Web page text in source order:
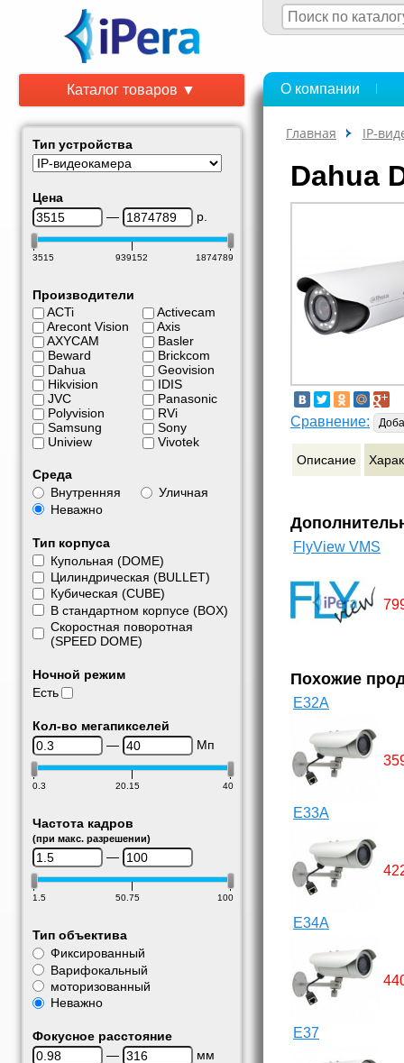
Каталог товаров ▼
Тип устройства
Цена
—
р.
3515 939152 1874789
Производители
ACTi
Arecont Vision
AXYCAM
Beward
Dahua
Hikvision
JVC
Polyvision
Samsung
Uniview
Activecam
Axis
Basler
Brickcom
Geovision
IDIS
Panasonic
RVi
Sony
Vivotek
Среда
Внутренняя
Уличная
Неважно
Тип корпуса
Купольная (DOME)
Цилиндрическая (BULLET)
Кубическая (CUBE)
В стандартном корпусе (BOX)
Скоростная поворотная
(SPEED DOME)
Ночной режим
Есть
Кол-во мегапикселей
—
Мп
0.3 20.15 40
Частота кадров
(при макс. разрешении)
—
1.5 50.75 100
Тип объектива
Фиксированный
Варифокальный
моторизованный
Неважно
Фокусное расстояние
—
мм
О компании
Главная IP-
Dahua
Сравнение:
Описание
FlyView VMS
Похожие
E32A
E33A
E34A
E37